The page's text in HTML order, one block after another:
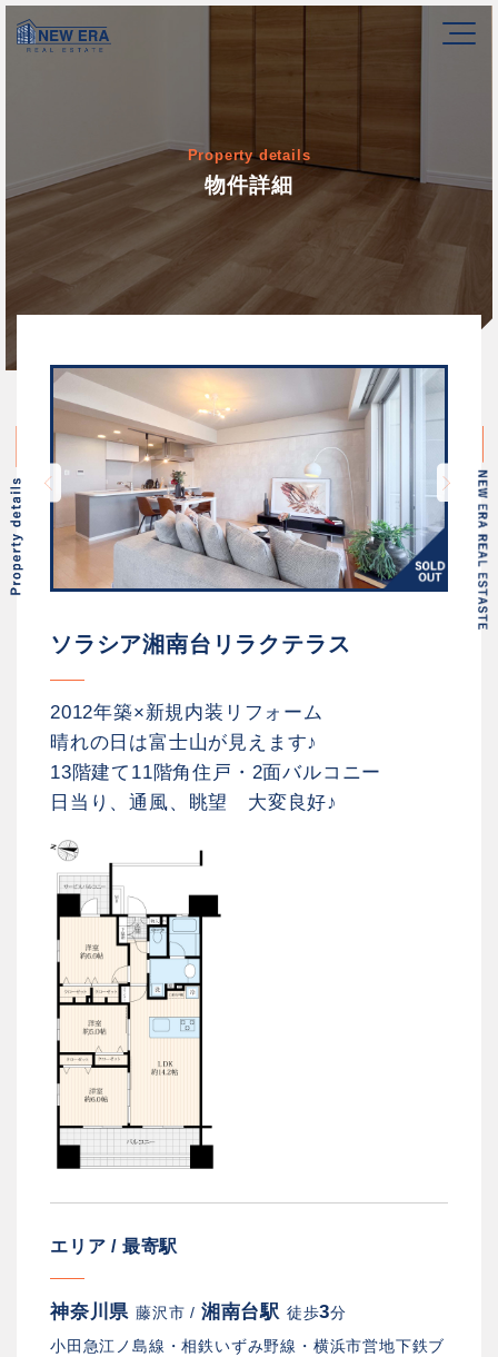
Property details
物件詳細
ソラシア湘南台リラクテラス
2012年築×新規内装リフォーム
晴れの日は富士山が見えます♪
13階建て11階角住戸・2面バルコニー
日当り、通風、眺望 大変良好♪
エリア / 最寄駅
神奈川県 藤沢市 / 湘南台駅 徒歩3分
小田急江ノ島線・相鉄いずみ野線・横浜市営地下鉄ブ